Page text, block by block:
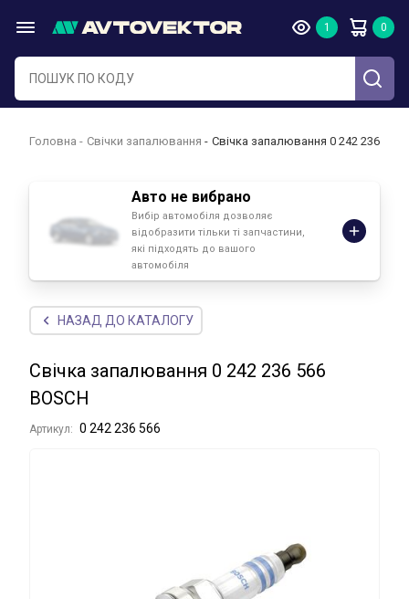
Головна Свічки запалювання Свічка запалювання 0 242 236 566
Авто не вибрано
Вибір автомобіля дозволяє
відобразити тільки ті запчастини,
які підходять до вашого
автомобіля
НАЗАД ДО КАТАЛОГУ
Свічка запалювання 0 242 236 566
BOSCH
Артикул: 0 242 236 566